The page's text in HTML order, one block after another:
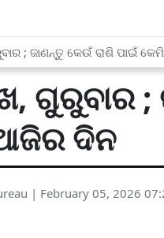
; ଜାଣନ୍ତୁ କେଉଁ ରାଶି ପାଇଁ
ଗୁରୁବାର ;
ଦିନ
| February 05, 2026